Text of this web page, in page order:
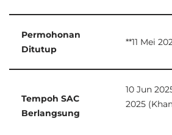
Permohonan
Ditutup
**11 Mei
Tempoh SAC
Berlangsung
10 Jun
2025